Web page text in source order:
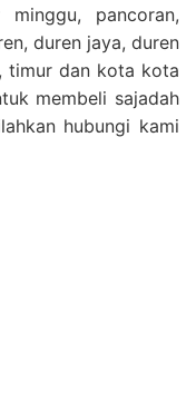
pancoran,
duren jaya, duren
timur dan kota kota
membeli sajadah
hubungi kami